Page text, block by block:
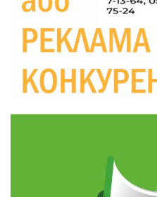
28 лип
Житлові
підтримка ВПО:
Краснопільської
10:36
28 лип
Валентина
Перемогу і
Обмежено
вмотивований: Як